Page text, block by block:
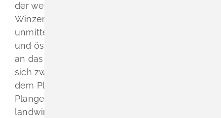
der weiter im Süden gelegenen
Winzergenossenschaft. Westlich grenzt
unmittelbar die Straße „Am Sonnenstück“
und östlich der Weinberg „Am Sonnenstück“
an das Plangebiet an. Im Süden befindet
sich zwischen Winzergenossenschaft und
dem Plangebiet noch eine Grünfläche. Das
Plangebiet selbst wird aktuell
landwirtschaftlich genutzt.